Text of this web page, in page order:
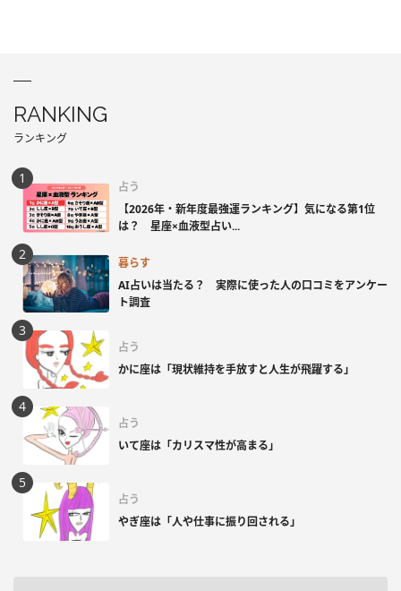
RANKING
ランキング
占う
【2026年・新年度最強運ランキング】気になる第1位
は？ 星座×血液型占い...
暮らす
AI占いは当たる？ 実際に使った人の口コミをアンケー
ト調査
占う
かに座は「現状維持を手放すと人生が飛躍する」
占う
いて座は「カリスマ性が高まる」
占う
やぎ座は「人や仕事に振り回される」